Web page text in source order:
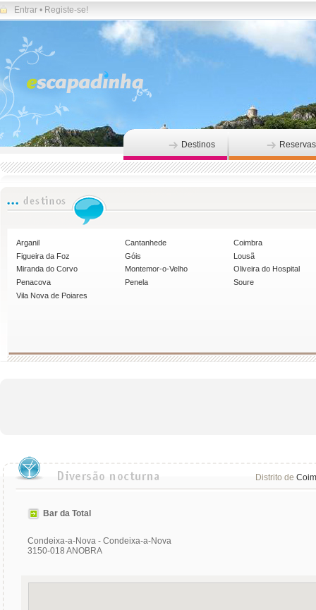
Entrar • Registe-se!
Destinos Reservas
Arganil Cantanhede
Coimbra
Figueira da Foz
Góis
Lousã
Miranda do Corvo
Montemor-o-Velho
Oliveira do Hospital
Penacova
Penela
Soure
Vila Nova de Poiares
Distrito de
Bar da Total
Condeixa-a-Nova - Condeixa-a-Nova
3150-018 ANOBRA